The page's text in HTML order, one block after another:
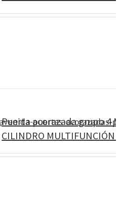
Puerta acorazada grupo 4
CILINDRO MULTIFUNCIÓN